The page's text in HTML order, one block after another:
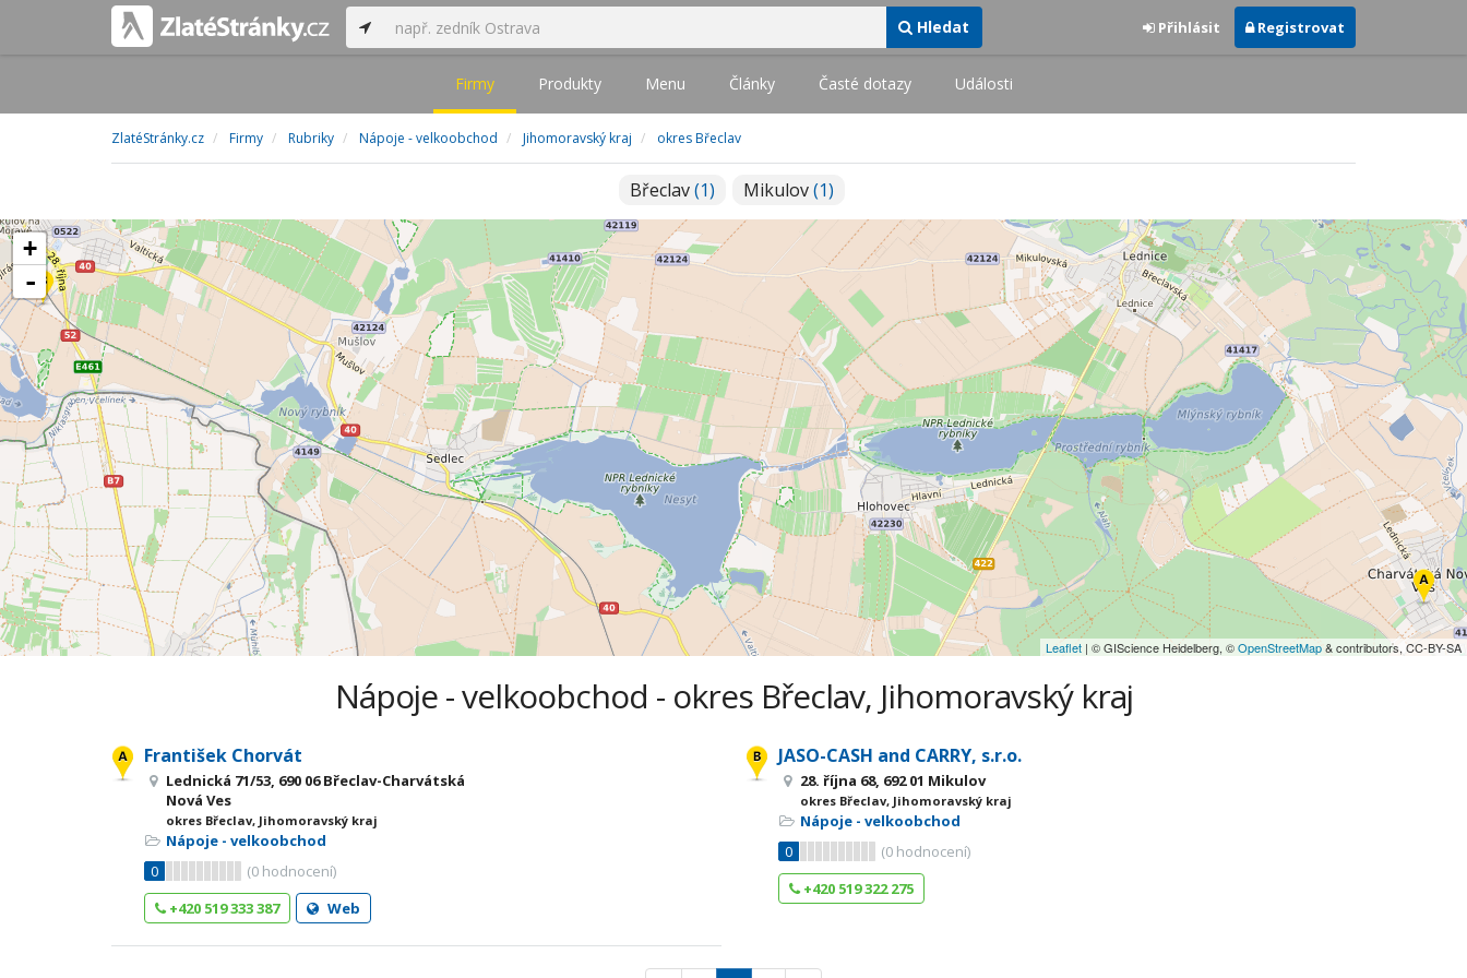
Hledat Přihlásit Registrovat
Firmy Produkty Menu Články Časté dotazy Události
ZlatéStránky.cz Firmy Rubriky Nápoje - velkoobchod Jihomoravský kraj okres Břeclav
Břeclav(1) Mikulov(1)
+
-
Leaflet | © GIScience Heidelberg, ©OpenStreetMap& contributors, CC-BY-SA
Nápoje - velkoobchod - okres Břeclav, Jihomoravský kraj
František Chorvát
Lednická 71/53, 690 06 Břeclav-Charvátská
Nová Ves
okres Břeclav, Jihomoravský kraj
Nápoje - velkoobchod
0
(0 hodnocení)
+420 519 333 387
Web
JASO-CASH and CARRY, s.r.o.
28. října 68, 692 01 Mikulov
okres Břeclav, Jihomoravský kraj
Nápoje - velkoobchod
0
(0 hodnocení)
+420 519 322 275